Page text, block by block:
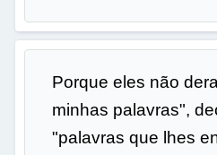
Porque eles não
minhas palavras",
"palavras que lhes